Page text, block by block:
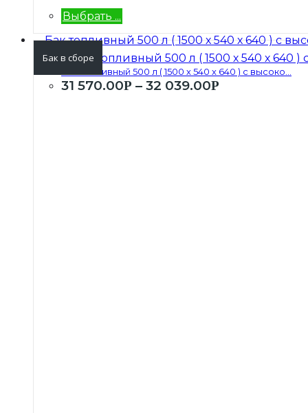
Выбрать ...
Бак в сборе
Бак топливный 500 л ( 1500 х 540 х 640 ) с высоко...
31 570.00Р – 32 039.00Р